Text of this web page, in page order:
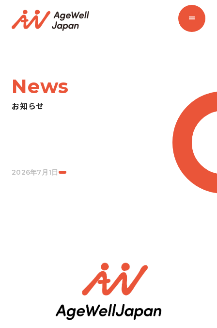
News
お知らせ
2026年7月1日